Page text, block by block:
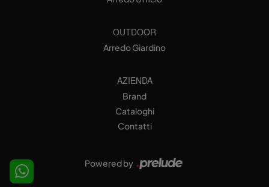
OUTDOOR
Arredo Giardino
AZIENDA
Brand
Cataloghi
Contatti
Powered by